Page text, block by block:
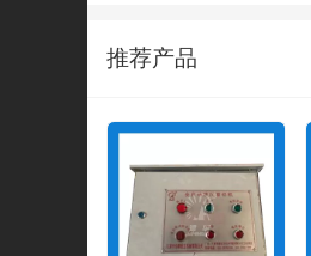
推荐产品